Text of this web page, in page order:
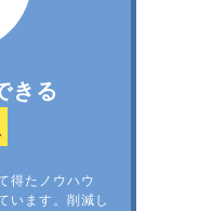
きる
得たノウハウ
います。削減し